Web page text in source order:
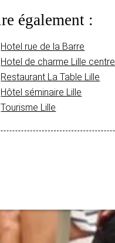
également :
Hotel rue de la Barre
Hotel de charme Lille centre
Restaurant La Table Lille
Hôtel séminaire Lille
Tourisme Lille